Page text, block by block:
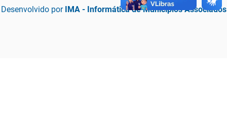
Desenvolvido por IMA - Informática de Municípios Associados